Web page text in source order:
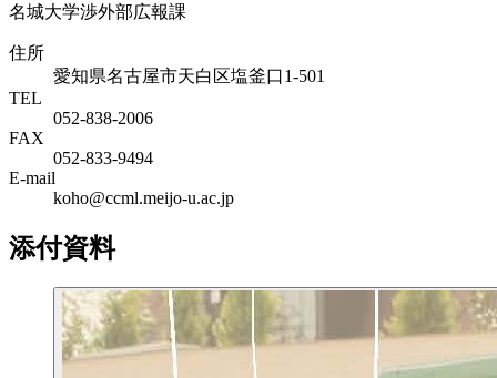
名城大学渉外部広報課
住所
愛知県名古屋市天白区塩釜口1-501
TEL
052-838-2006
FAX
052-833-9494
E-mail
koho@ccml.meijo-u.ac.jp
添付資料